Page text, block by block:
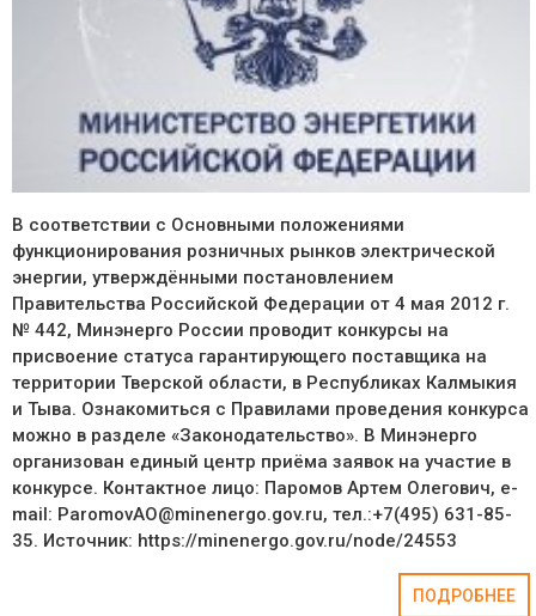
В соответствии с Основными положениями
функционирования розничных рынков электрической
энергии, утверждёнными постановлением
Правительства Российской Федерации от 4 мая 2012 г.
№ 442, Минэнерго России проводит конкурсы на
присвоение статуса гарантирующего поставщика на
территории Тверской области, в Республиках Калмыкия
и Тыва. Ознакомиться с Правилами проведения конкурса
можно в разделе «Законодательство». В Минэнерго
организован единый центр приёма заявок на участие в
конкурсе. Контактное лицо: Паромов Артем Олегович, e-
mail: ParomovAO@minenergo.gov.ru, тел.:+7(495) 631-85-
35. Источник: https://minenergo.gov.ru/node/24553
ПОДРОБНЕЕ